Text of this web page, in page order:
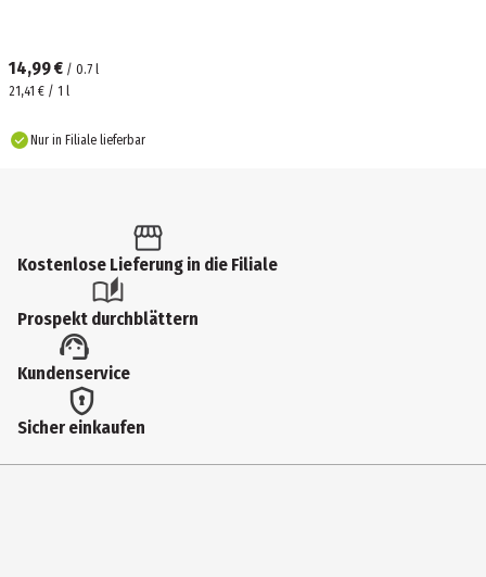
14,99 € / 0.7 l
21,41 € / 1 l
Nur in Filiale lieferbar
Kostenlose Lieferung in die Filiale
Prospekt durchblättern
Kundenservice
Sicher einkaufen